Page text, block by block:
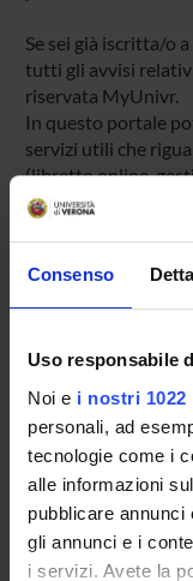
Consenso
Uso responsabile
Noi e i nostri 1022
personali, ad
tecnologie come i
alle informazioni
pubblicare
gli annunci e i
i servizi. Avete la
Se sei già iscritta/o
tutti gli avvisi
riservata MyUnivr.
In questo portale
servizi utili che
(libretto online,
learning, email
procedure
potrai ricevere
della tua segreteria
MYUNIVR
Presentazione
Come iscriversi
Insegnamenti
Calendario